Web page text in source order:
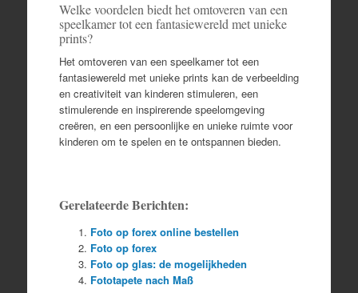
Welke voordelen biedt het omtoveren van een
speelkamer tot een fantasiewereld met unieke
prints?
Het omtoveren van een speelkamer tot een
fantasiewereld met unieke prints kan de verbeelding
en creativiteit van kinderen stimuleren, een
stimulerende en inspirerende speelomgeving
creëren, en een persoonlijke en unieke ruimte voor
kinderen om te spelen en te ontspannen bieden.
Gerelateerde Berichten:
Foto op forex online bestellen
Foto op forex
Foto op glas: de mogelijkheden
Fototapete nach Maß